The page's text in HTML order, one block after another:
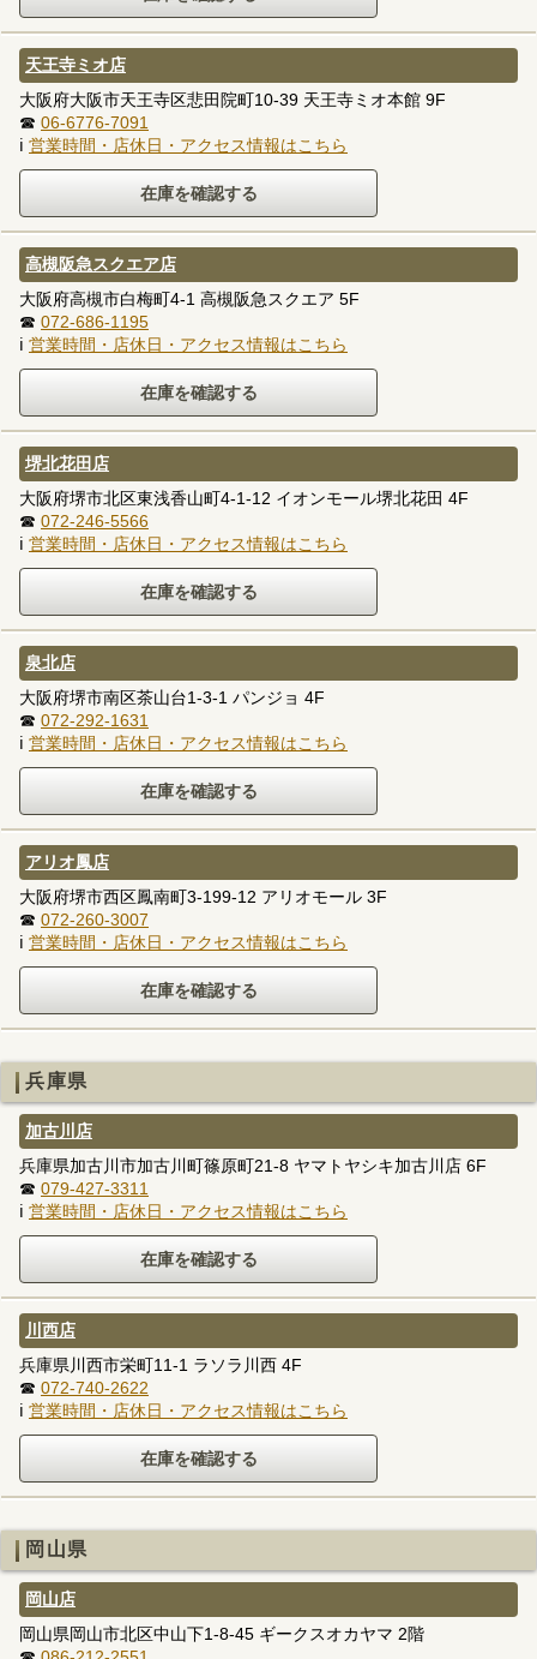
天王寺ミオ店
大阪府大阪市天王寺区悲田院町10-39 天王寺ミオ本館 9F
☎ 06-6776-7091
ℹ 営業時間・店休日・アクセス情報はこちら
高槻阪急スクエア店
大阪府高槻市白梅町4-1 高槻阪急スクエア 5F
☎ 072-686-1195
ℹ 営業時間・店休日・アクセス情報はこちら
堺北花田店
大阪府堺市北区東浅香山町4-1-12 イオンモール堺北花田 4F
☎ 072-246-5566
ℹ 営業時間・店休日・アクセス情報はこちら
泉北店
大阪府堺市南区茶山台1-3-1 パンジョ 4F
☎ 072-292-1631
ℹ 営業時間・店休日・アクセス情報はこちら
アリオ鳳店
大阪府堺市西区鳳南町3-199-12 アリオモール 3F
☎ 072-260-3007
ℹ 営業時間・店休日・アクセス情報はこちら
兵庫県
加古川店
兵庫県加古川市加古川町篠原町21-8 ヤマトヤシキ加古川店 6F
☎ 079-427-3311
ℹ 営業時間・店休日・アクセス情報はこちら
川西店
兵庫県川西市栄町11-1 ラソラ川西 4F
☎ 072-740-2622
ℹ 営業時間・店休日・アクセス情報はこちら
岡山県
岡山店
岡山県岡山市北区中山下1-8-45 ギークスオカヤマ 2階